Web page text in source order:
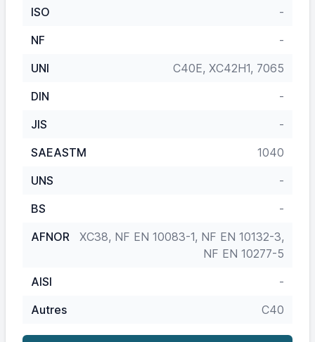
ISO
-
NF
-
UNI
C40E, XC42H1, 7065
DIN
-
JIS
-
SAEASTM
1040
UNS
-
BS
-
AFNOR
XC38, NF EN 10083-1, NF EN 10132-3,
NF EN 10277-5
AISI
-
Autres
C40